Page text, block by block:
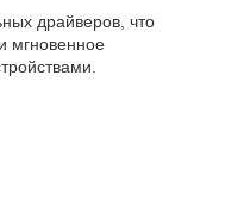
драйверов, что
мгновенное